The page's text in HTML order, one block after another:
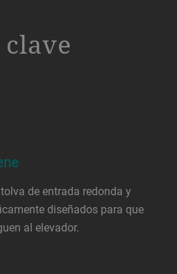
de entrada redonda y
diseñados para que
al elevador.